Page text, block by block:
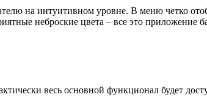
на интуитивном уровне. В меню четко
неброские цвета – все это приложение
весь основной функционал будет